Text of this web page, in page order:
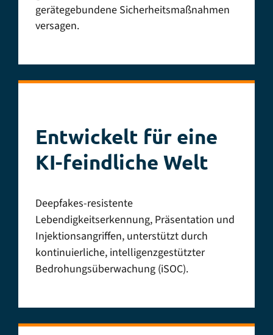
WCAG 2.2 AA, Section 508,
Europäisches Gesetz zur
eIDAS Zuverlässigkeitsgrad
Hoch
ISO/IEC 30107-3
gerätegebundene Sicherheitsmaßnahmen
versagen.
Entwickelt für eine
KI-feindliche Welt
Deepfakes-resistente
Lebendigkeitserkennung, Präsentation und
Injektionsangriffen, unterstützt durch
kontinuierliche, intelligenzgestützter
Bedrohungsüberwachung (iSOC).